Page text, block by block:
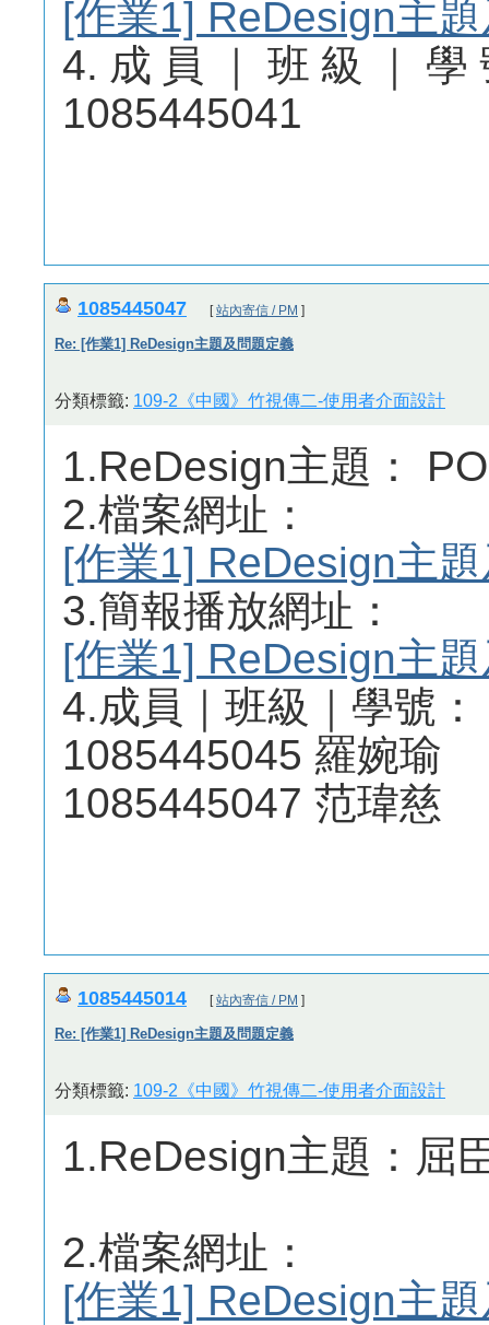
[作業1] ReDesign主
4.成員｜班級｜
1085445041
1085445047 [站內寄信 / PM ]
Re: [作業1] ReDesign主題及問題定義
分類標籤: 109-2《中國》竹視傳二-使用者介面設計
1.ReDesign主題：
2.檔案網址：
[作業1] ReDesign主
3.簡報播放網址：
[作業1] ReDesign主
4.成員｜班級｜學號：
1085445045 羅婉瑜
1085445047 范瑋慈
1085445014 [站內寄信 / PM ]
Re: [作業1] ReDesign主題及問題定義
分類標籤: 109-2《中國》竹視傳二-使用者介面設計
1.ReDesign主題：屈
2.檔案網址：
[作業1] ReDesign主